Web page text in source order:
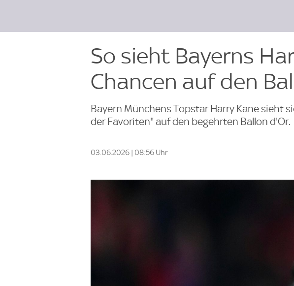
So sieht Bayerns
Chancen auf den
Bayern Münchens Topstar Harry Kane sieht
der Favoriten" auf den begehrten Ballon d'Or.
03.06.2026 | 08:56 Uhr